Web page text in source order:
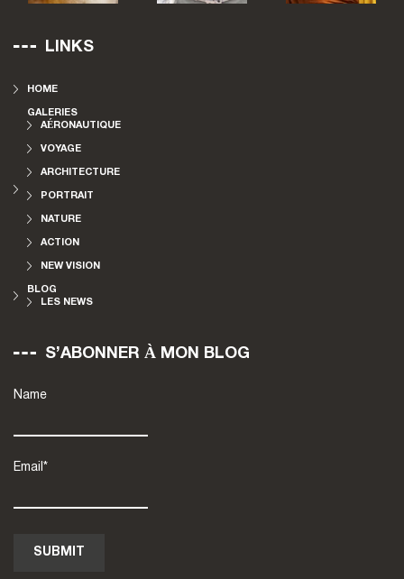
LINKS
HOME
GALERIES
AÉRONAUTIQUE
VOYAGE
ARCHITECTURE
PORTRAIT
NATURE
ACTION
NEW VISION
BLOG
LES NEWS
S’ABONNER À MON BLOG
Name
Email*